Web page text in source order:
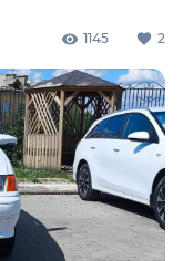
1145 2